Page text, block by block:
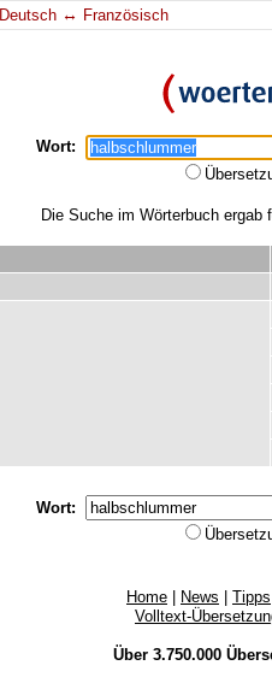
Deutsch ↔ Französisch
Wort:
Die Suche im Wörterbuch
Wort:
Home News Tipps
Volltext-
Über 3.750.000